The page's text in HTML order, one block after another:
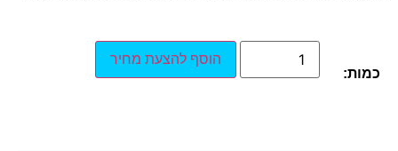
כמות:
הוסף להצעת מחיר